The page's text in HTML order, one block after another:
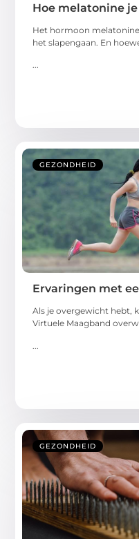
Hoe melatonine
Het hormoon
het slapengaan. En
...
GEZONDHEID
Ervaringen met
Als je overgewicht hebt,
Virtuele Maagband
GEZONDHEID